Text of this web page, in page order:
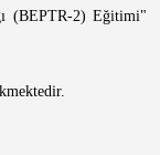
(BEPTR-2) Eğitimi"